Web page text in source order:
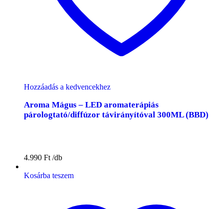
Hozzáadás a kedvencekhez
Aroma Mágus – LED aromaterápiás
párologtató/diffúzor távirányítóval 300ML (BBD)
4.990 Ft
Kosárba teszem